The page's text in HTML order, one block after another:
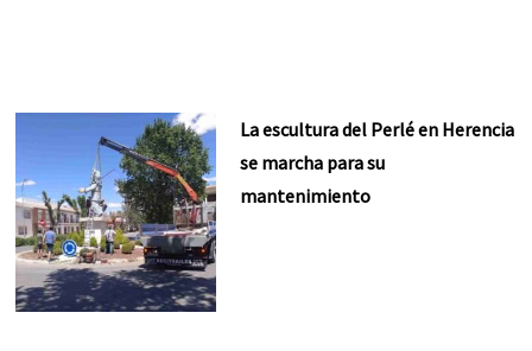
La escultura del Perlé en Herencia
se marcha para su
mantenimiento